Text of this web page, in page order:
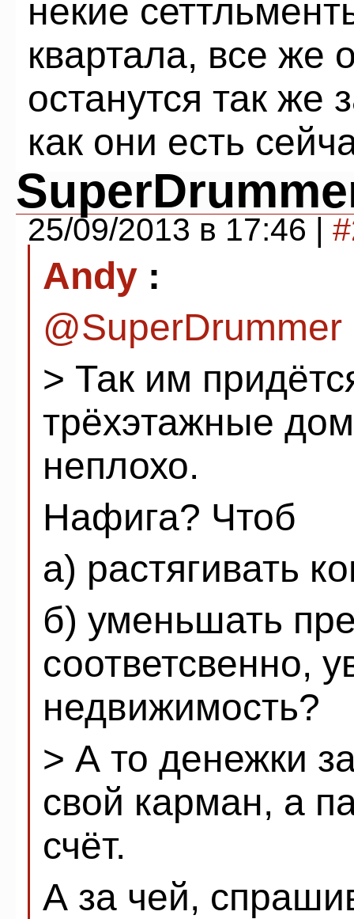
некие
квартала, все же
останутся так же
как они есть
25/09/2013 в 17:46 |
Andy :
@SuperDrummer
> Так им
трёхэтажные
неплохо.
Нафига? Чтоб
а) растягивать
б) уменьшать
соответсвенно,
недвижимость?
> А то денежки
свой карман, а
счёт.
А за чей,